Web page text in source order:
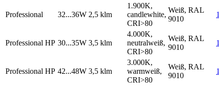
Professional 32...36W 2,5 klm
1.900K,
candlewhite,
CRI>80
Weiß, RAL
9010
Professional HP 30...35W 3,5 klm
4.000K,
neutralweiß,
CRI>80
Weiß, RAL
9010
Professional HP 42...48W 3,5 klm
3.000K,
warmweiß,
CRI>80
Weiß, RAL
9010